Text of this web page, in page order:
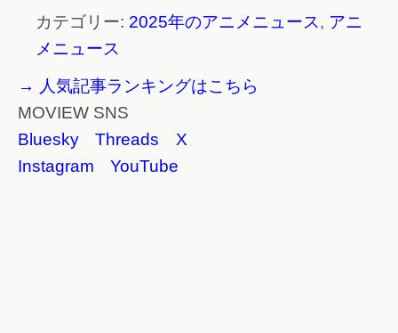
カテゴリー: 2025年のアニメニュース, アニ
メニュース
→ 人気記事ランキングはこちら
MOVIEW SNS
Bluesky
Threads
X
Instagram
YouTube